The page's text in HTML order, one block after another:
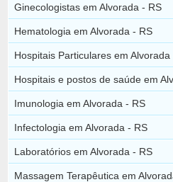
Ginecologistas em Alvorada - RS
Hematologia em Alvorada - RS
Hospitais Particulares em Alvorada
Hospitais e postos de saúde em
Imunologia em Alvorada - RS
Infectologia em Alvorada - RS
Laboratórios em Alvorada - RS
Massagem Terapêutica em